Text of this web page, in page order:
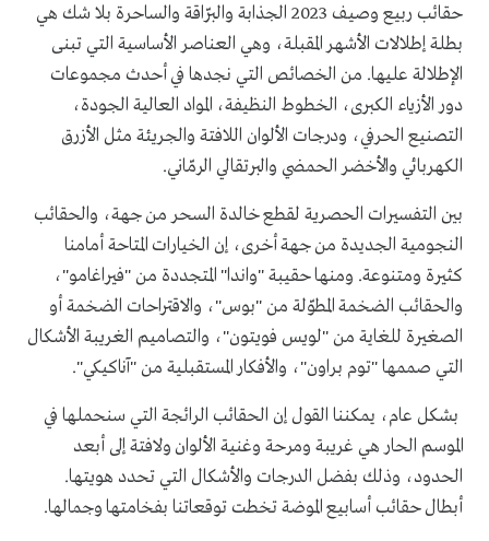
حقائب ربيع وصيف 2023 الجذابة والبرّاقة والساحرة بلا شك هي
بطلة إطلالات الأشهر المقبلة، وهي العناصر الأساسية التي تبنى
الإطلالة عليها. من الخصائص التي نجدها في أحدث مجموعات
دور الأزياء الكبرى، الخطوط النظيفة، المواد العالية الجودة،
التصنيع الحرفي، ودرجات الألوان اللافتة والجريئة مثل الأزرق
الكهربائي والأخضر الحمضي والبرتقالي الرمّاني.
بين التفسيرات الحصرية لقطع خالدة السحر من جهة، والحقائب
النجومية الجديدة من جهة أخرى، إن الخيارات المتاحة أمامنا
كثيرة ومتنوعة. ومنها حقيبة"واندا" المتجددة من"فيراغامو"،
والحقائب الضخمة المطوّلة من"بوس"، والاقتراحات الضخمة أو
الصغيرة للغاية من"لويس فويتون"، والتصاميم الغريبة الأشكال
التي صممها"توم براون"، والأفكار المستقبلية من"آناكيكي".
بشكل عام، يمكننا القول إن الحقائب الرائجة التي سنحملها في
الموسم الحار هي غريبة ومرحة وغنية الألوان ولافتة إلى أبعد
الحدود، وذلك بفضل الدرجات والأشكال التي تحدد هويتها.
أبطال حقائب أسابيع الموضة تخطت توقعاتنا بفخامتها وجمالها.